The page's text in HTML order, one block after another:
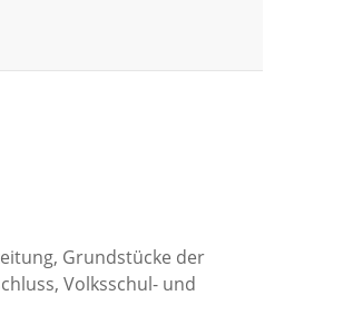
Grundstücke der
Volksschul- und